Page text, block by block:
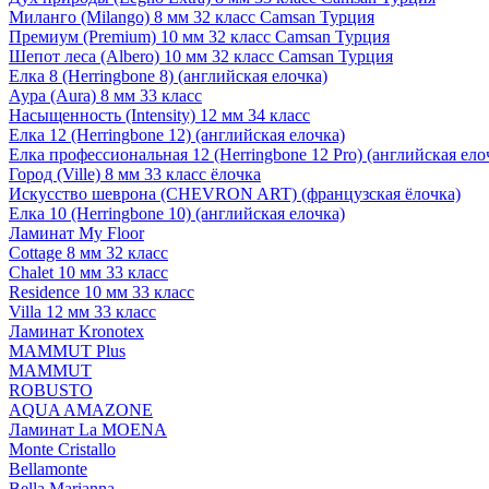
Миланго (Milango) 8 мм 32 класс Camsan Турция
Премиум (Premium) 10 мм 32 класс Camsan Турция
Шепот леса (Albero) 10 мм 32 класс Camsan Турция
Елка 8 (Herringbone 8) (английская елочка)
Аура (Aura) 8 мм 33 класс
Насыщенность (Intensity) 12 мм 34 класс
Елка 12 (Herringbone 12) (английская елочка)
Елка профессиональная 12 (Herringbone 12 Pro) (английская
Город (Ville) 8 мм 33 класс ёлочка
Искусство шеврона (CHEVRON ART) (французская ёлочка)
Елка 10 (Herringbone 10) (английская елочка)
Ламинат My Floor
Cottage 8 мм 32 класс
Chalet 10 мм 33 класс
Residence 10 мм 33 класс
Villa 12 мм 33 класс
Ламинат Kronotex
MAMMUT Plus
MAMMUT
ROBUSTO
AQUA AMAZONE
Ламинат La MOENA
Monte Cristallo
Bellamonte